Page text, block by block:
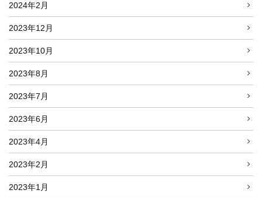
2024年2月
2023年12月
2023年10月
2023年8月
2023年7月
2023年6月
2023年4月
2023年2月
2023年1月